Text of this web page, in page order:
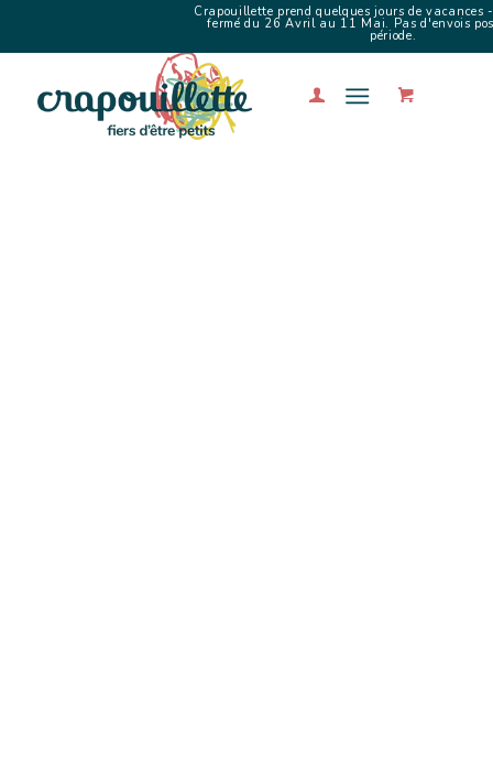
Crapouillette prend quelques jours de vacances
fermé du 26 Avril au 11 Mai. Pas d'envois
période.